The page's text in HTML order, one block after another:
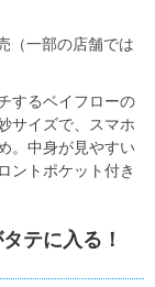
（一部の店舗では
するベイフローの
サイズで、スマホ
。中身が見やすい
ントポケット付き
テに入る！